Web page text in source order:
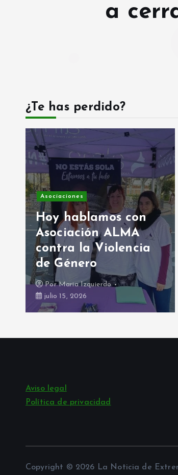
a
¿Te has perdido?
Asociaciones
Hoy hablamos con
Asociación ALMA
contra la Violencia
de Género
PorMaria Izquierdo
julio 15, 2026
Aviso legal
Política de privacidad
Copyright © 2026 La Noticia de